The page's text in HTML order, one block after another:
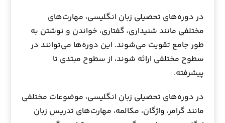
در دوره‌های تحصیلی زبان انگلیسی، مهارت‌های
مختلفی مانند شنیداری، گفتاری، خواندن و نوشتن به
طور جامع تقویت می‌شوند. این دوره‌ها می‌توانند در
سطوح مختلفی ارائه شوند، از سطوح مبتدی تا
پیشرفته.
در دوره‌های تحصیلی زبان انگلیسی، موضوعات مختلفی
مانند گرامر، واژگان، مکالمه، مهارت‌های تدریس زبان